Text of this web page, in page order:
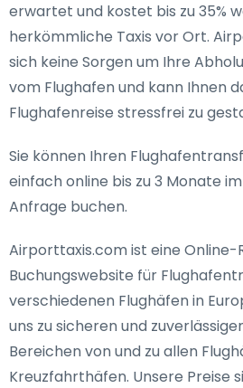
erwartet und kostet bis zu 35%
herkömmliche Taxis vor Ort.
sich keine Sorgen um Ihre
vom Flughafen und kann Ihnen
Flughafenreise stressfrei zu
Sie können Ihren
einfach online bis zu 3 Monate
Anfrage buchen.
Airporttaxis.com ist eine Online-
Buchungswebsite für
verschiedenen Flughäfen in
uns zu sicheren und
Bereichen von und zu allen
Kreuzfahrthäfen. Unsere Preise